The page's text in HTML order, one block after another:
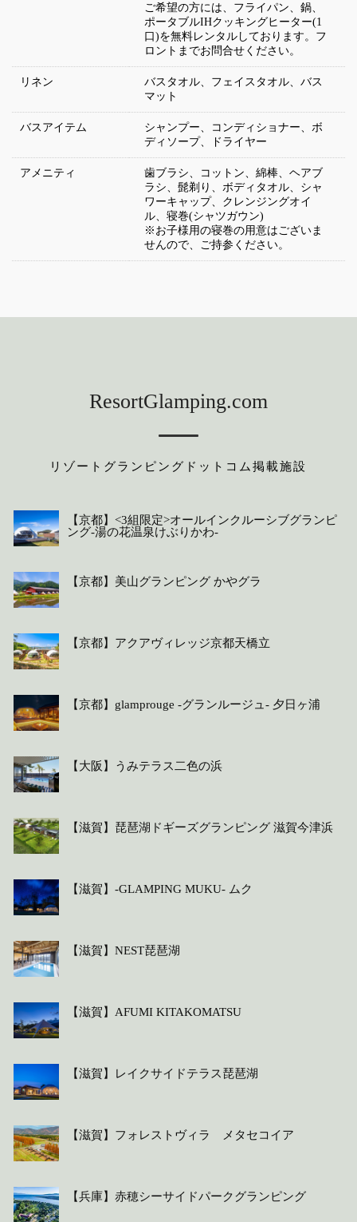
ご希望の方には、フライパン、鍋、
ポータブルIHクッキングヒーター(1
口)を無料レンタルしております。フ
ロントまでお問合せください。
リネン
バスタオル、フェイスタオル、バス
マット
バスアイテム
シャンプー、コンディショナー、ボ
ディソープ、ドライヤー
アメニティ
歯ブラシ、コットン、綿棒、ヘアブ
ラシ、髭剃り、ボディタオル、シャ
ワーキャップ、クレンジングオイ
ル、寝巻(シャツガウン)
※お子様用の寝巻の用意はございま
せんので、ご持参ください。
ResortGlamping.com
リゾートグランピングドットコム掲載施設
【京都】<3組限定>オールインクルーシブグランピ
ング-湯の花温泉けぶりかわ-
【京都】美山グランピング かやグラ
【京都】アクアヴィレッジ京都天橋立
【京都】glamprouge -グランルージュ- 夕日ヶ浦
【大阪】うみテラス二色の浜
【滋賀】琵琶湖ドギーズグランピング 滋賀今津浜
【滋賀】-GLAMPING MUKU- ムク
【滋賀】NEST琵琶湖
【滋賀】AFUMI KITAKOMATSU
【滋賀】レイクサイドテラス琵琶湖
【滋賀】フォレストヴィラ メタセコイア
【兵庫】赤穂シーサイドパークグランピング